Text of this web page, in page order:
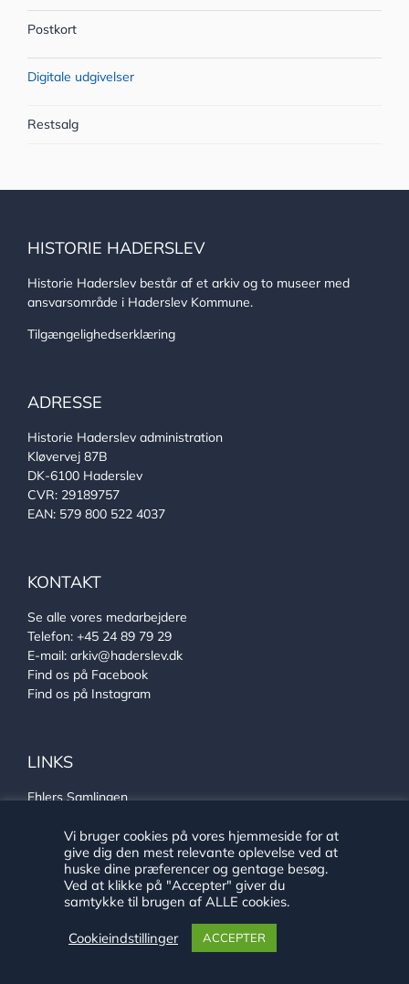
Postkort
Digitale udgivelser
Restsalg
HISTORIE HADERSLEV
Historie Haderslev består af et arkiv og to museer med
ansvarsområde i Haderslev Kommune.
Tilgængelighedserklæring
ADRESSE
Historie Haderslev administration
Kløvervej 87B
DK-6100 Haderslev
CVR: 29189757
EAN: 579 800 522 4037
KONTAKT
Se alle vores medarbejdere
Telefon: +45 24 89 79 29
E-mail: arkiv@haderslev.dk
Find os på Facebook
Find os på Instagram
LINKS
Ehlers Samlingen
Sønderjysk arkivsamarbejde
Vi bruger cookies på vores hjemmeside for at
give dig den mest relevante oplevelse ved at
huske dine præferencer og gentage besøg.
Ved at klikke på "Accepter" giver du
samtykke til brugen af ALLE cookies.
Cookieindstillinger ACCEPTER